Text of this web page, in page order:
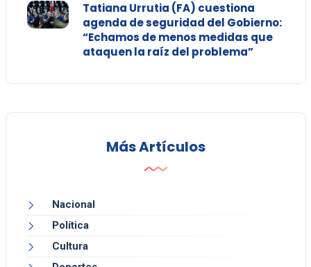
Tatiana Urrutia (FA) cuestiona
agenda de seguridad del Gobierno:
“Echamos de menos medidas que
ataquen la raíz del problema”
Más Artículos
Nacional
Política
Cultura